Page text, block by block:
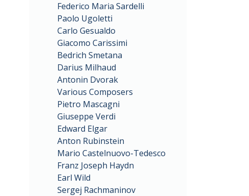
Federico Maria Sardelli
Paolo Ugoletti
Carlo Gesualdo
Giacomo Carissimi
Bedrich Smetana
Darius Milhaud
Antonin Dvorak
Various Composers
Pietro Mascagni
Giuseppe Verdi
Edward Elgar
Anton Rubinstein
Mario Castelnuovo-Tedesco
Franz Joseph Haydn
Earl Wild
Sergej Rachmaninov